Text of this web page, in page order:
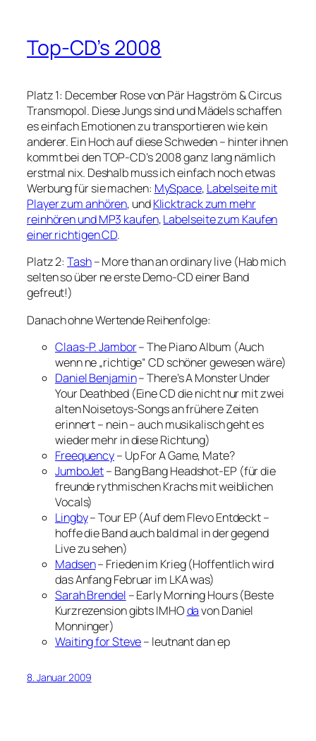
Top-CD’s 2008
Platz 1: December Rose von Pär Hagström & Circus
Transmopol. Diese Jungs sind und Mädels schaffen
es einfach Emotionen zu transportieren wie kein
anderer. Ein Hoch auf diese Schweden – hinter ihnen
kommt bei den TOP-CD’s 2008 ganz lang nämlich
erstmal nix. Deshalb muss ich einfach noch etwas
Werbung für sie machen: MySpace, Labelseite mit
Player zum anhören, undKlicktrack zum mehr
reinhören und MP3 kaufen,Labelseite zum Kaufen
einer richtigen CD.
Platz 2:Tash– More than an ordinary live (Hab mich
selten so über ne erste Demo-CD einer Band
gefreut!)
Danach ohne Wertende Reihenfolge:
Claas-P. Jambor– The Piano Album (Auch
wenn ne „richtige“ CD schöner gewesen wäre)
Daniel Benjamin– There’s A Monster Under
Your Deathbed (Eine CD die nicht nur mit zwei
alten Noisetoys-Songs an frühere Zeiten
erinnert – nein – auch musikalisch geht es
wieder mehr in diese Richtung)
Freequency– Up For A Game, Mate?
JumboJet– Bang Bang Headshot-EP (für die
freunde rythmischen Krachs mit weiblichen
Vocals)
Lingby– Tour EP (Auf dem Flevo Entdeckt –
hoffe die Band auch bald mal in der gegend
Live zu sehen)
Madsen– Frieden im Krieg (Hoffentlich wird
das Anfang Februar im LKA was)
Sarah Brendel – Early Morning Hours (Beste
Kurzrezension gibts IMHOdavon Daniel
Monninger)
Waiting for Steve– leutnant dan ep
8. Januar 2009